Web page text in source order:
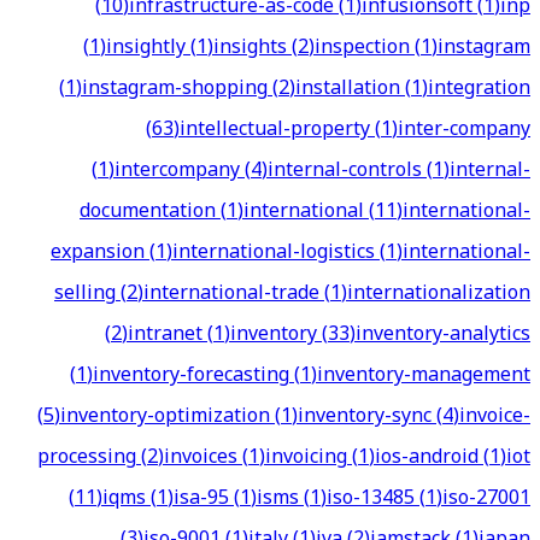
(1)insightly(1)insights(2)inspection(1)instagram
(1)instagram-shopping(2)installation(1)integration
(63)intellectual-property(1)inter-company
(1)intercompany(4)internal-controls(1)internal-
documentation(1)international(11)international-
expansion(1)international-logistics(1)international-
selling(2)international-trade(1)internationalization
(2)intranet(1)inventory(33)inventory-analytics
(1)inventory-forecasting(1)inventory-management
(5)inventory-optimization(1)inventory-sync(4)invoice-
processing(2)invoices(1)invoicing(1)ios-android(1)iot
(11)iqms(1)isa-95(1)isms(1)iso-13485(1)iso-27001